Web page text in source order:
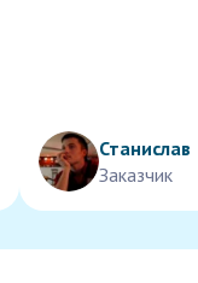
Станислав
Заказчик